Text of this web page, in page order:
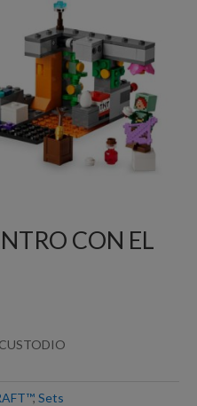
CON EL
, Sets